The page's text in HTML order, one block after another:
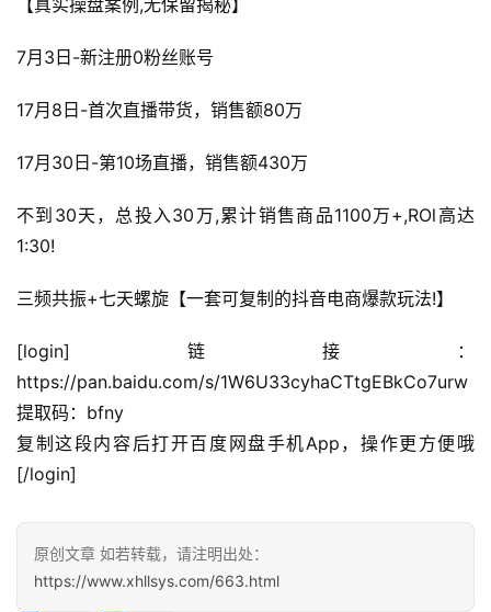
科
创
资
员
区
7月3日-新注册0粉丝账号
17月8日-首次直播带货，销售额80万
17月30日-第10场直播，销售额430万
不到30天，总投入30万,累计销售商品1100万+,ROl高达
1:30!
三频共振+七天螺旋【一套可复制的抖音电商爆款玩法!】
[login]链接：
https://pan.baidu.com/s/1W6U33cyhaCTtgEBkCo7urw
提取码：bfny
复制这段内容后打开百度网盘手机App，操作更方便哦
[/login]
原创文章 如若转载，请注明出处：
https://www.xhllsys.com/663.html